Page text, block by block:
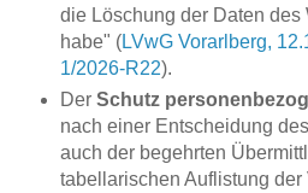
die Löschung der Daten des
habe" (LVwG Vorarlberg,
1/2026-R22).
Der Schutz
nach einer Entscheidung
auch der begehrten
tabellarischen Auflistung